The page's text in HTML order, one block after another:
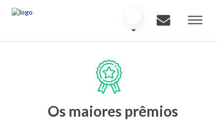
Os maiores prêmios